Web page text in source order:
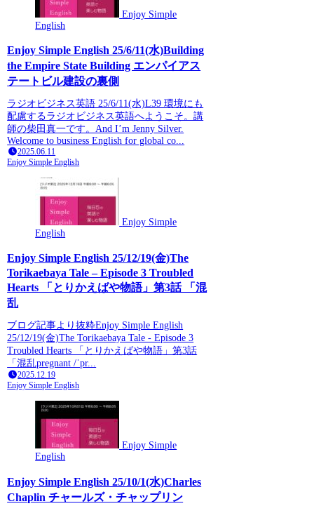
Enjoy Simple
English
Enjoy Simple English 25/6/11(水)Building
the Empire State Building エンパイアス
テートビル建設の裏側
ラジオビジネス英語 25/6/11(水)L39 環境にも
配慮するラジオビジネス英語へようこそ。講
師の柴田真一です。And I’m Jenny Silver.
Welcome to business English for global co...
2025.06.11
Enjoy Simple English
Enjoy Simple
English
Enjoy Simple English 25/12/19(金)The
Torikaebaya Tale – Episode 3 Troubled
Hearts 「とりかえばや物語」第3話 「混
乱
ブログ記事より抜粋Enjoy Simple English
25/12/19(金)The Torikaebaya Tale - Episode 3
Troubled Hearts 「とりかえばや物語」第3話
「混乱pregnant /ˈpr...
2025.12.19
Enjoy Simple English
Enjoy Simple
English
Enjoy Simple English 25/10/1(水)Charles
Chaplin チャールズ・チャップリン